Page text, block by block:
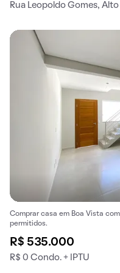
Rua Leopoldo Gomes,
Comprar casa em Boa Vista
permitidos.
R$ 535.000
R$ 0 Condo. + IPTU